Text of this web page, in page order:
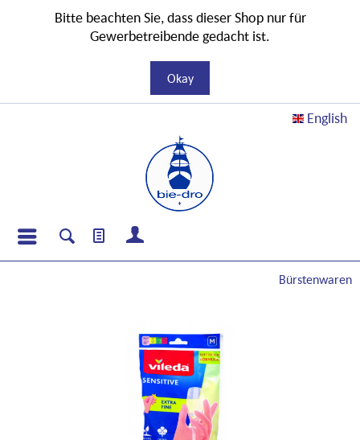
English
Bürstenwaren
Bitte beachten Sie, dass dieser Shop nur für
Gewerbetreibende gedacht ist.
Okay